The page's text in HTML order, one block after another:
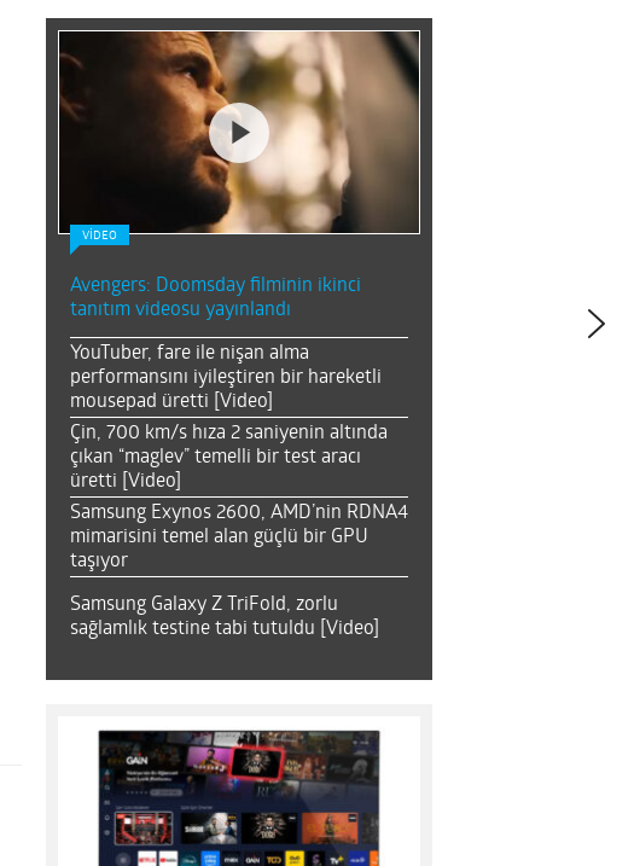
VİDEO
Avengers: Doomsday filminin ikinci
tanıtım videosu yayınlandı
YouTuber, fare ile nişan alma
performansını iyileştiren bir hareketli
mousepad üretti [Video]
Çin, 700 km/s hıza 2 saniyenin altında
çıkan “maglev” temelli bir test aracı
üretti [Video]
Samsung Exynos 2600, AMD’nin RDNA4
mimarisini temel alan güçlü bir GPU
taşıyor
Samsung Galaxy Z TriFold, zorlu
sağlamlık testine tabi tutuldu [Video]